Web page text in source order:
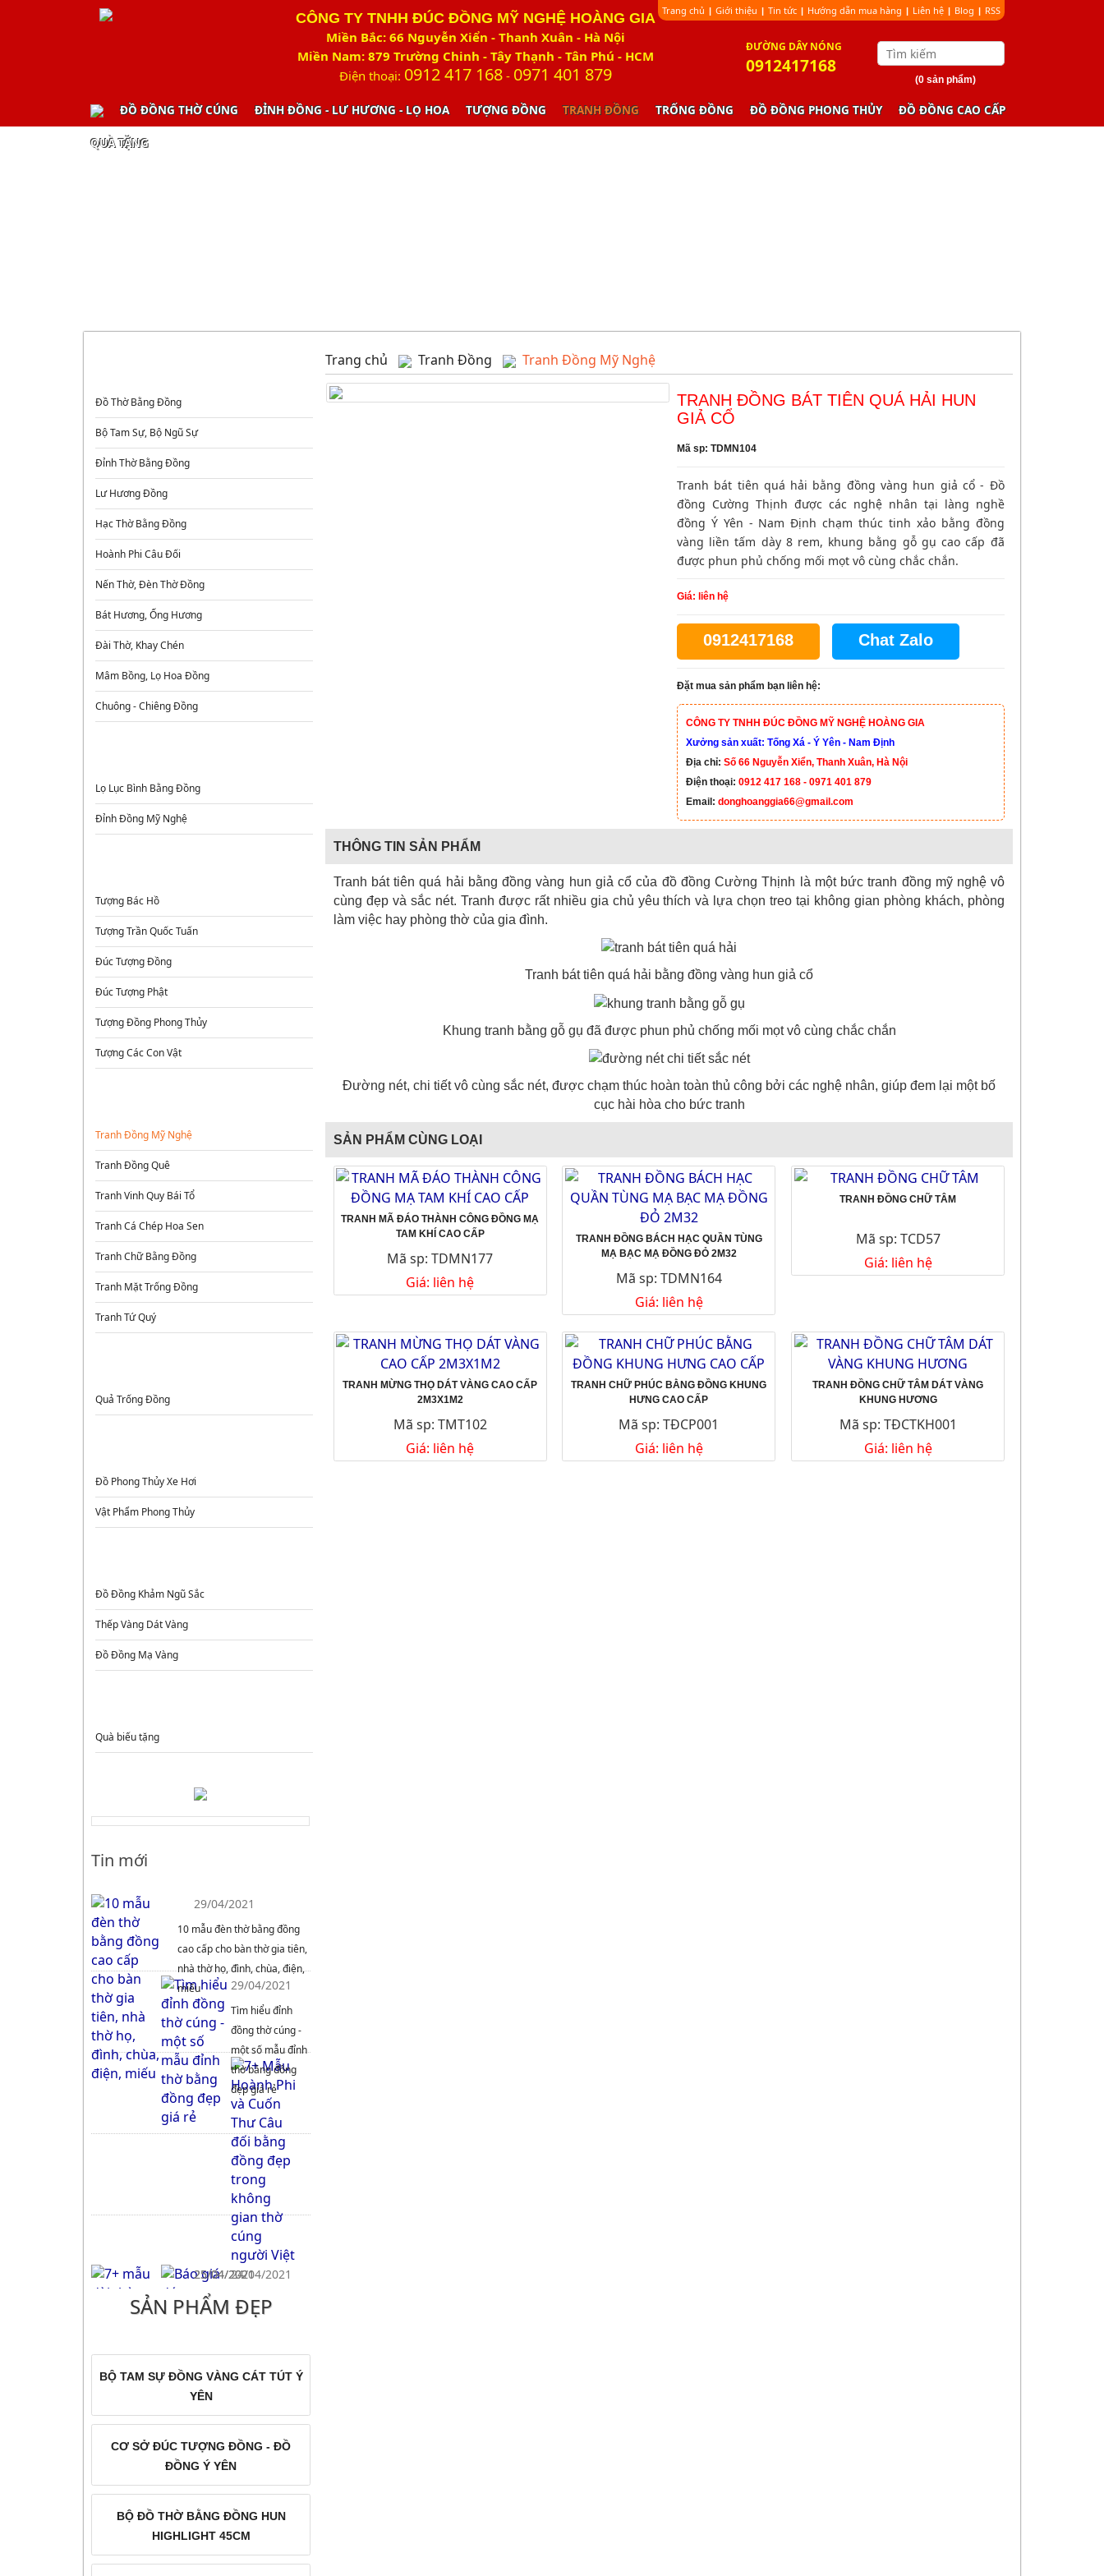
CÔNG TY TNHH ĐÚC ĐỒNG MỸ NGHỆ HOÀNG GIA
Miền Bắc: 66 Nguyễn Xiển - Thanh Xuân - Hà Nội
Miền Nam: 879 Trường Chinh - Tây Thạnh - Tân Phú - HCM
Điện thoại: 0912 417 168- 0971 401 879
ÐƯỜNG DÂY NÓNG
0912417168
Trang chủ | Giới thiệu | Tin tức | Hướng dẫn mua hàng | Liên hệ | Blog | RSS
(0 sản phẩm)
ĐỒ ĐỒNG THỜ CÚNG ĐỈNH ĐỒNG - LƯ HƯƠNG - LỌ HOA TƯỢNG ĐỒNG TRANH ĐỒNG TRỐNG ĐỒNG ĐỒ ĐỒNG PHONG THỦY ĐỒ ĐỒNG CAO CẤP
QUÀ TẶNG
Đồ Thờ Bằng Đồng
Bộ Tam Sự, Bộ Ngũ Sự
Đỉnh Thờ Bằng Đồng
Lư Hương Đồng
Hạc Thờ Bằng Đồng
Hoành Phi Câu Đối
Nến Thờ, Đèn Thờ Đồng
Bát Hương, Ống Hương
Đài Thờ, Khay Chén
Mâm Bồng, Lọ Hoa Đồng
Chuông - Chiêng Đồng
Lọ Lục Bình Bằng Đồng
Đỉnh Đồng Mỹ Nghệ
Tượng Bác Hồ
Tượng Trần Quốc Tuấn
Đúc Tượng Đồng
Đúc Tượng Phật
Tượng Đồng Phong Thủy
Tượng Các Con Vật
Tranh Đồng Mỹ Nghệ
Tranh Đồng Quê
Tranh Vinh Quy Bái Tổ
Tranh Cá Chép Hoa Sen
Tranh Chữ Bằng Đồng
Tranh Mặt Trống Đồng
Tranh Tứ Quý
Quả Trống Đồng
Đồ Phong Thủy Xe Hơi
Vật Phẩm Phong Thủy
Đồ Đồng Khảm Ngũ Sắc
Thếp Vàng Dát Vàng
Đồ Đồng Mạ Vàng
Quà biếu tặng
Tin mới
29/04/2021
10 mẫu đèn thờ bằng đồng
cao cấp cho bàn thờ gia tiên,
nhà thờ họ, đình, chùa, điện,
miếu
29/04/2021
Tìm hiểu đỉnh
đồng thờ cúng -
một số mẫu đỉnh
thờ bằng đồng
đẹp giá rẻ
25/04/2021
7+ Mẫu Hoành Phi và Cuốn
Thư Câu đối bằng đồng đẹp
người Việt
25/04/2021
7+ mẫu đài thờ bằng đồng
đẹp giá rẻ cho bàn thờ gia
24/04/2021
Báo giá đúc
chuông đồng,
uy tín chất lượng
21/04/2021
Tổng hợp mẫu chân nến
đồng thờ cúng đẹp giá rẻ
SẢN PHẨM ĐẸP
BỘ TAM SỰ ĐỒNG VÀNG CÁT TÚT Ý
YÊN
CƠ SỞ ĐÚC TƯỢNG ĐỒNG - ĐỒ
ĐỒNG Ý YÊN
BỘ ĐỒ THỜ BẰNG ĐỒNG HUN
HIGHLIGHT 45CM
Trang chủ Tranh Đồng Tranh Đồng Mỹ Nghệ
TRANH ĐỒNG BÁT TIÊN QUÁ HẢI HUN
GIẢ CỔ
Mã sp: TDMN104
Tranh bát tiên quá hải bằng đồng vàng hun giả cổ - Đồ
đồng Cường Thịnh được các nghệ nhân tại làng nghề
đồng Ý Yên - Nam Định chạm thúc tinh xảo bằng đồng
vàng liền tấm dày 8 rem, khung bằng gỗ gụ cao cấp đã
được phun phủ chống mối mọt vô cùng chắc chắn.
Giá: liên hệ
0912417168 Chat Zalo
Đặt mua sản phẩm bạn liên hệ:
CÔNG TY TNHH ĐÚC ĐỒNG MỸ NGHỆ HOÀNG GIA
Xưởng sản xuất: Tống Xá - Ý Yên - Nam Định
Địa chỉ: Số 66 Nguyễn Xiển, Thanh Xuân, Hà Nội
Điện thoại: 0912 417 168 - 0971 401 879
Email: donghoanggia66@gmail.com
THÔNG TIN SẢN PHẨM
Tranh bát tiên quá hải bằng đồng vàng hun giả cổ của đồ đồng Cường Thịnh là một bức tranh đồng mỹ nghệ vô
cùng đẹp và sắc nét. Tranh được rất nhiều gia chủ yêu thích và lựa chọn treo tại không gian phòng khách, phòng
làm việc hay phòng thờ của gia đình.
Tranh bát tiên quá hải bằng đồng vàng hun giả cổ
Khung tranh bằng gỗ gụ đã được phun phủ chống mối mọt vô cùng chắc chắn
Đường nét, chi tiết vô cùng sắc nét, được chạm thúc hoàn toàn thủ công bởi các nghệ nhân, giúp đem lại một bố
cục hài hòa cho bức tranh
SẢN PHẨM CÙNG LOẠI
TRANH MÃ ĐÁO THÀNH CÔNG ĐỒNG MẠ
TAM KHÍ CAO CẤP
Mã sp: TDMN177
Giá: liên hệ
TRANH ĐỒNG BÁCH HẠC QUẦN TÙNG
MẠ BẠC MẠ ĐỒNG ĐỎ 2M32
Mã sp: TDMN164
Giá: liên hệ
TRANH ĐỒNG CHỮ TÂM
Mã sp: TCD57
Giá: liên hệ
TRANH MỪNG THỌ DÁT VÀNG CAO CẤP
2M3X1M2
Mã sp: TMT102
Giá: liên hệ
TRANH CHỮ PHÚC BẰNG ĐỒNG KHUNG
HƯNG CAO CẤP
Mã sp: TĐCP001
Giá: liên hệ
TRANH ĐỒNG CHỮ TÂM DÁT VÀNG
KHUNG HƯƠNG
Mã sp: TĐCTKH001
Giá: liên hệ